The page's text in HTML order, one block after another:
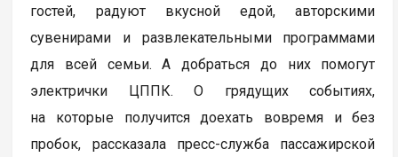
гостей, радуют вкусной едой, авторскими
сувенирами и развлекательными программами
для всей семьи. А добраться до них помогут
электрички ЦППК. О грядущих событиях,
на которые получится доехать вовремя и без
пробок, рассказала пресс-служба пассажирской